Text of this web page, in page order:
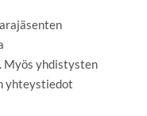
yhdistysten
yhteystiedot